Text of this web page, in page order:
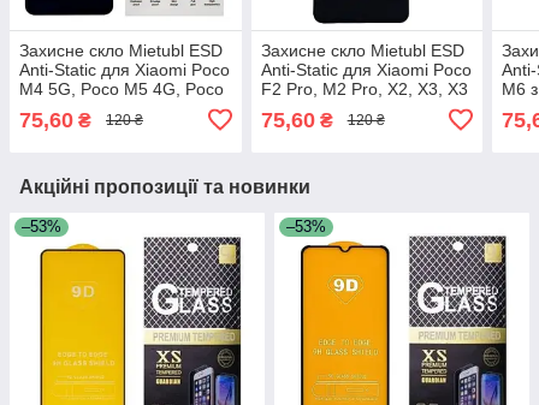
Захисне скло Mietubl ESD
Anti-Static для Xiaomi Poco
M4 5G, Poco M5 4G, Poco
C50, Poco C51 з чорною
рамкою
75,60 ₴ 120 ₴
Захисне скло Mietubl ESD
Anti-Static для Xiaomi Poco
F2 Pro, M2 Pro, X2, X3, X3
рамкою
75,60₴ 120 ₴
M6
Акційні пропозиції та новинки
–53% –53%